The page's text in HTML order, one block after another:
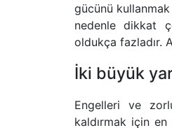
gücünü
nedenle dikkat
oldukça fazladır.
İki büyük
Engelleri ve
kaldırmak için